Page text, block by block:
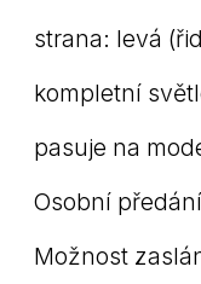
strana: levá
kompletní
pasuje na
Osobní
Možnost